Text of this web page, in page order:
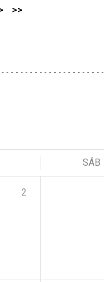
>>
SÁB
2